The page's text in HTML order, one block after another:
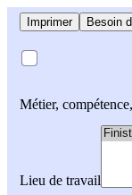
Imprimer Besoin
Métier,
Lieu de travail